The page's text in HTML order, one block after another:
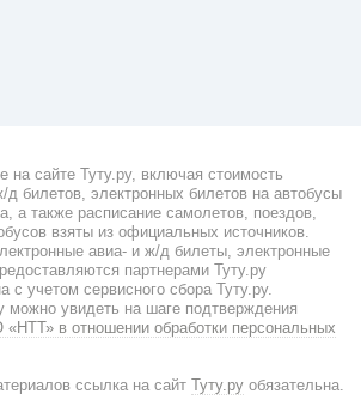
сайте Туту.ру, включая стоимость
д билетов, электронных билетов на автобусы
а также расписание самолетов, поездов,
взяты из официальных источников.
авиа- и ж/д билеты, электронные
партнерами Туту.ру
с учетом сервисного сбора Туту.ру.
увидеть на шаге подтверждения
в отношении обработки персональных
ссылка на сайт Туту.ру обязательна.